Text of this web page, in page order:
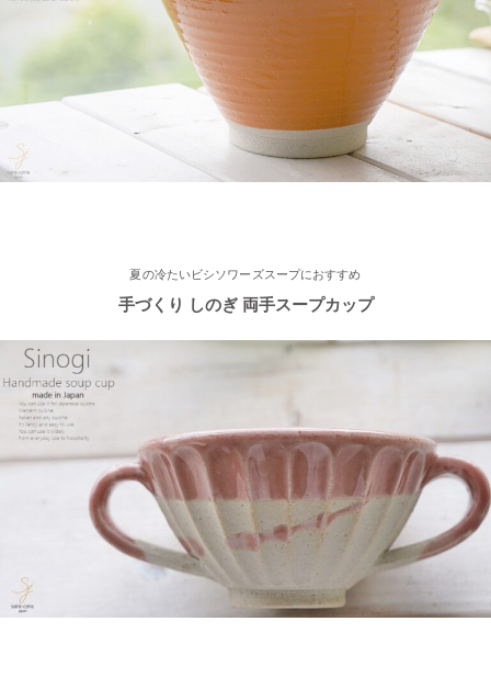
2023/3/31
≪おすすめ≫ぬくもりカラーでほっこり♪波佐見焼 琥珀シリー
≪新着商品≫ 映える食卓
トルコブルーのきれいな器、入荷し
≪おすすめ≫春の陽気 かわいい桜のお茶碗♪
2023/2/21
≪おすすめ≫お世話になったあの人に…感謝を伝えるおすすめギ
フト♪
2023/2/16
≪新着商品≫ ほんわかかわいい♡椿の器、入荷しました♪
2023/2/13
夏の冷たいビシソワーズスープにおすすめ
手づくり しのぎ 両手スープカップ